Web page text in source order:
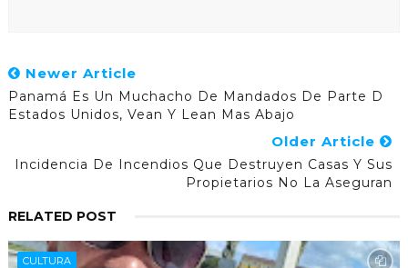
Newer Article
Panamá Es Un Muchacho De Mandados De Parte D
Estados Unidos, Vean Y Lean Mas Abajo
Older Article
Incidencia De Incendios Que Destruyen Casas Y Sus
Propietarios No La Aseguran
RELATED POST
CULTURA